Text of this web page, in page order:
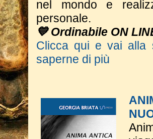
nel mondo e
personale.
💙 Ordinabile ON
Clicca qui e vai alla
saperne di più